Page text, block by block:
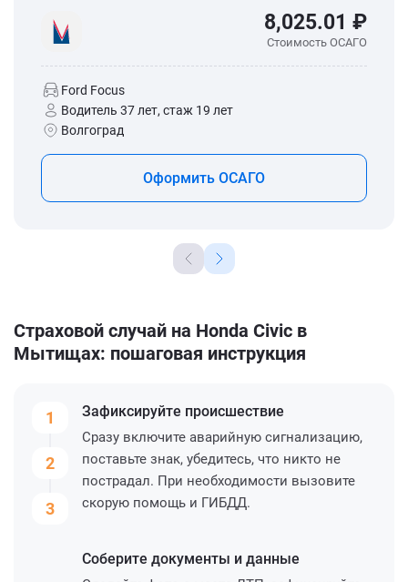
8,025.01 ₽
Стоимость ОСАГО
Ford Focus
Водитель 37 лет, стаж 19 лет
Волгоград
Оформить ОСАГО
Страховой случай на Honda Civic в
Мытищах: пошаговая инструкция
1
2
3
Зафиксируйте происшествие
Сразу включите аварийную сигнализацию,
поставьте знак, убедитесь, что никто не
пострадал. При необходимости вызовите
скорую помощь и ГИБДД.
Соберите документы и данные